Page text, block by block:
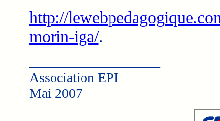
http://
morin-iga/.
Association EPI
Mai 2007